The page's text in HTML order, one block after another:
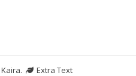
Kaira.
Extra Text